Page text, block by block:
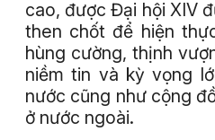
cao, được Đại hội XIV
then chốt để hiện
hùng cường, thịnh
niềm tin và kỳ vọng
nước cũng như cộng
ở nước ngoài.